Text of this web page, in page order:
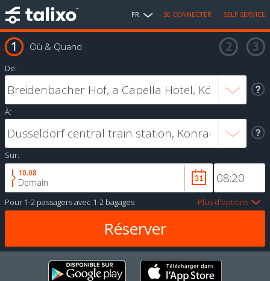
FR SE CONNECTER SELF SERVICE
Où & Quand
De:
À:
Sur:
10.08
Demain
Pour 1-2 passagersavec 1-2 bagages Plus d'options